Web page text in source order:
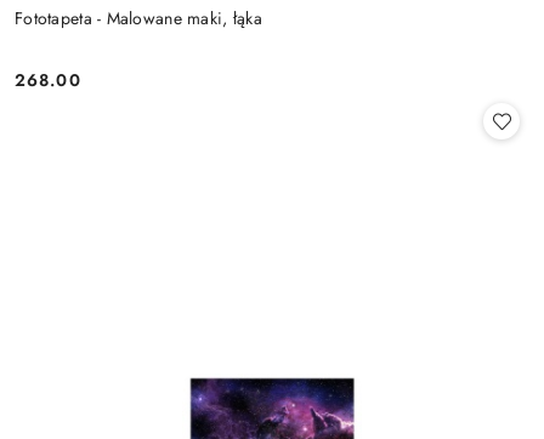
Fototapeta - Malowane maki, łąka
Cena:
268.00